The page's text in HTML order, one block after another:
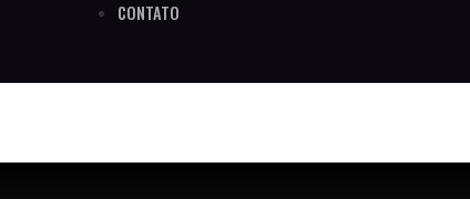
CONTATO